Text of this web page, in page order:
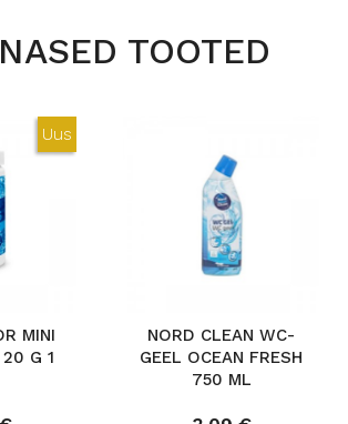
TOOTED
Uus
MINI
20 G 1
NORD CLEAN WC-
GEEL OCEAN FRESH
750 ML